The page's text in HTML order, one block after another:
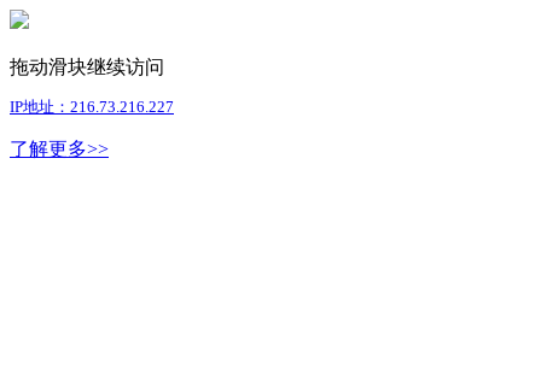
拖动滑块继续访问
IP地址：216.73.216.227
了解更多>>